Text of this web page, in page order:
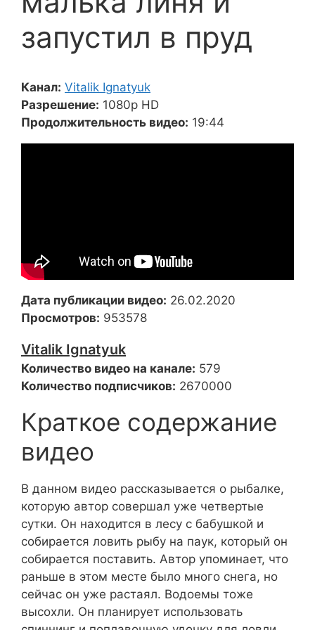
запустил в пруд
Канал: Vitalik Ignatyuk
Разрешение: 1080p HD
Продолжительность видео: 19:44
Дата публикации видео: 26.02.2020
Просмотров: 953578
Vitalik Ignatyuk
Количество видео на канале: 579
Количество подписчиков: 2670000
Краткое содержание
видео
В данном видео рассказывается о рыбалке,
которую автор совершал уже четвертые
сутки. Он находится в лесу с бабушкой и
собирается ловить рыбу на паук, который он
собирается поставить. Автор упоминает, что
раньше в этом месте было много снега, но
сейчас он уже растаял. Водоемы тоже
высохли. Он планирует использовать